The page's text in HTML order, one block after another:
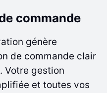
commande
génère
de commande clair
Votre gestion
et toutes vos